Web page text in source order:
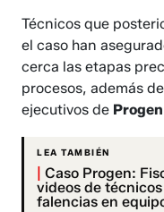
Técnicos que
el caso han
cerca las etapas
procesos, además
ejecutivos de Progen
LEA TAMBIÉN
Caso Progen:
videos de
falencias en